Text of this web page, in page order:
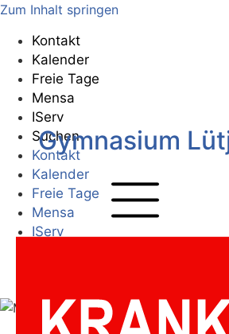
Zum Inhalt springen
Kontakt
Kalender
Freie Tage
Mensa
IServ
Suchen
Kontakt
Kalender
Freie Tage
Mensa
IServ
Gymnasium